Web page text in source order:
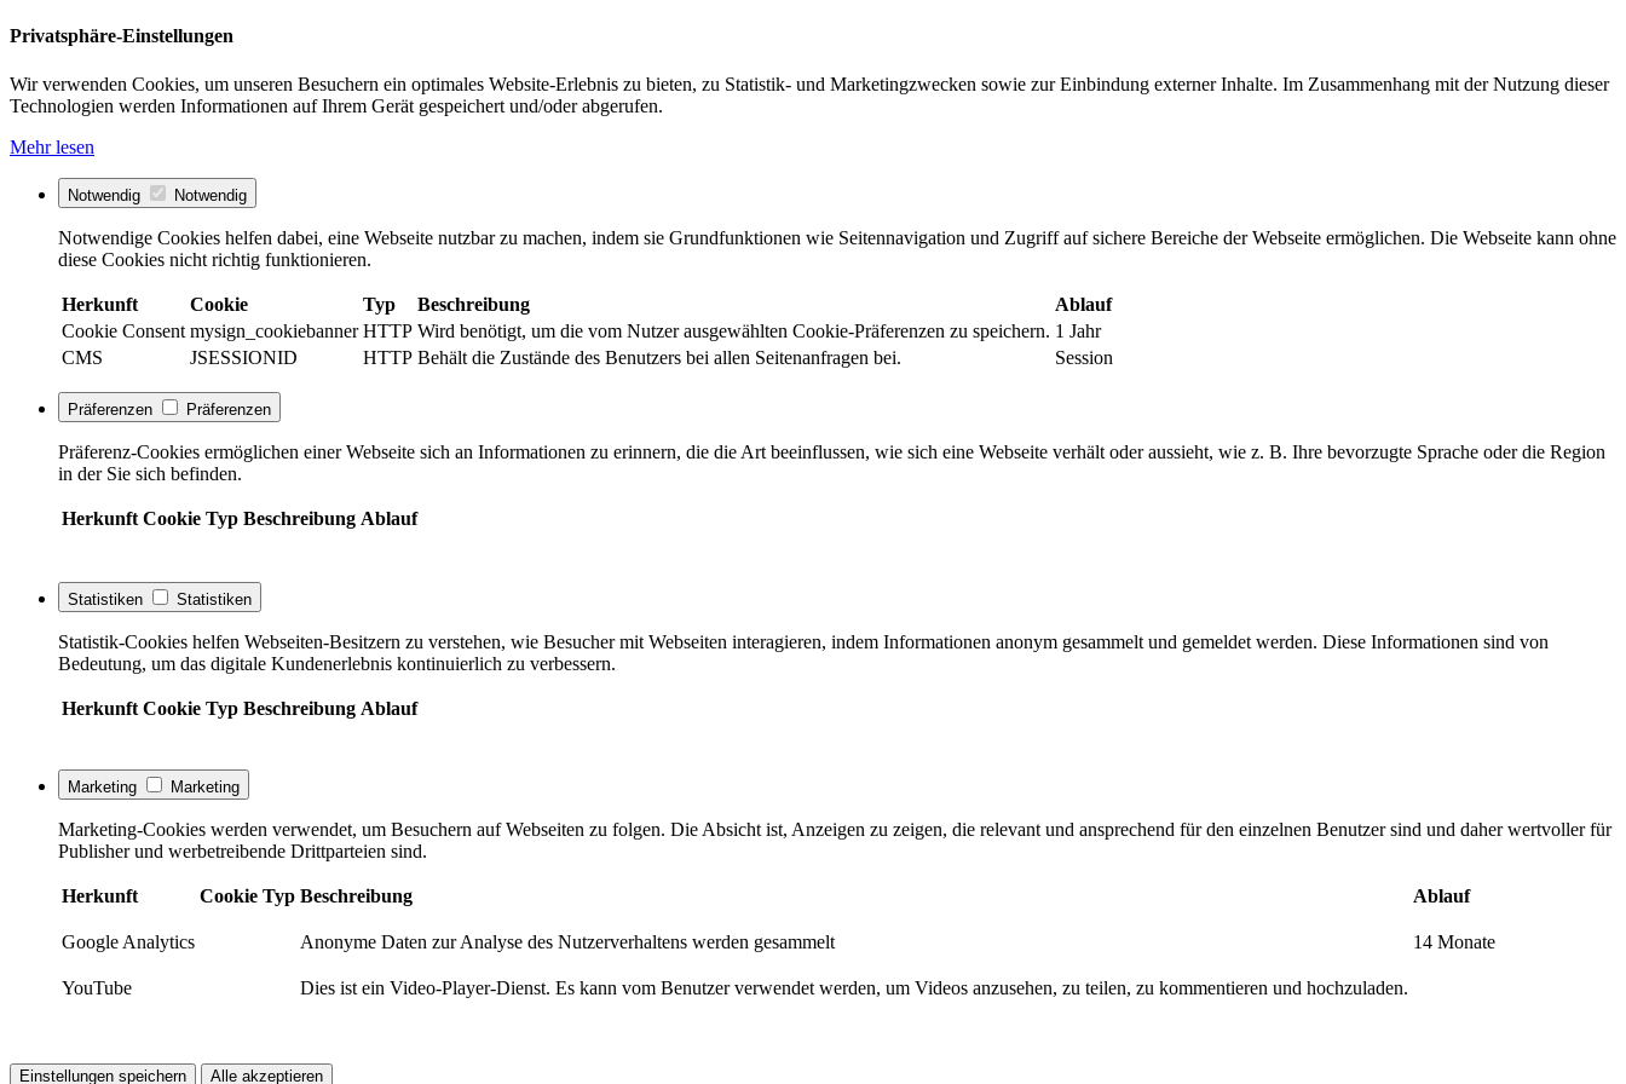
Privatsphäre-Einstellungen
Wir verwenden Cookies, um unseren Besuchern ein optimales Website-Erlebnis zu bieten, zu Statistik- und Marketingzwecken sowie zur Einbindung externer Inhalte. Im Zusammenhang mit der Nutzung dieser
Technologien werden Informationen auf Ihrem Gerät gespeichert und/oder abgerufen.
Mehr lesen
Notwendig Notwendig
Notwendige Cookies helfen dabei, eine Webseite nutzbar zu machen, indem sie Grundfunktionen wie Seitennavigation und Zugriff auf sichere Bereiche der Webseite ermöglichen. Die Webseite kann ohne
diese Cookies nicht richtig funktionieren.
Herkunft Cookie Typ Beschreibung
Ablauf
Cookie Consent mysign_cookiebanner HTTP Wird benötigt, um die vom Nutzer ausgewählten Cookie-Präferenzen zu speichern. 1 Jahr
CMS
JSESSIONID HTTP Behält die Zustände des Benutzers bei allen Seitenanfragen bei. Session
Präferenzen Präferenzen
Präferenz-Cookies ermöglichen einer Webseite sich an Informationen zu erinnern, die die Art beeinflussen, wie sich eine Webseite verhält oder aussieht, wie z. B. Ihre bevorzugte Sprache oder die Region
in der Sie sich befinden.
Herkunft Cookie Typ Beschreibung Ablauf
Statistiken Statistiken
Statistik-Cookies helfen Webseiten-Besitzern zu verstehen, wie Besucher mit Webseiten interagieren, indem Informationen anonym gesammelt und gemeldet werden. Diese Informationen sind von
Bedeutung, um das digitale Kundenerlebnis kontinuierlich zu verbessern.
Herkunft Cookie Typ Beschreibung Ablauf
Marketing Marketing
Marketing-Cookies werden verwendet, um Besuchern auf Webseiten zu folgen. Die Absicht ist, Anzeigen zu zeigen, die relevant und ansprechend für den einzelnen Benutzer sind und daher wertvoller für
Publisher und werbetreibende Drittparteien sind.
Herkunft Cookie Typ Beschreibung Ablauf
Google Analytics Anonyme Daten zur Analyse des Nutzerverhaltens werden gesammelt 14 Monate
YouTube Dies ist ein Video-Player-Dienst. Es kann vom Benutzer verwendet werden, um Videos anzusehen, zu teilen, zu kommentieren und hochzuladen.
Einstellungen speichern Alle akzeptieren